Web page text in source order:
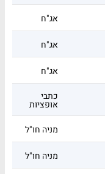
אג"ח
אג"ח
אג"ח
כתבי
אופציות
מניה חו"ל
מניה חו"ל